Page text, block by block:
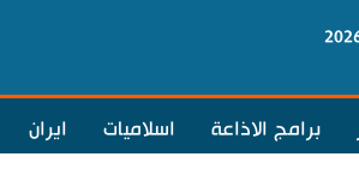
برامج الاذاعة اسلاميات ايران